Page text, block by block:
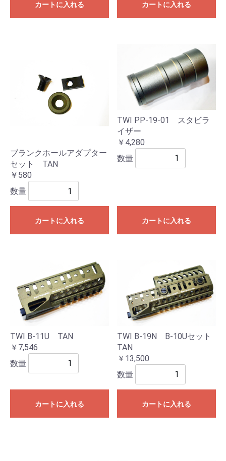
カートに入れる カートに入れる
ブランクホールアダプター
セット TAN
￥580
数量
カートに入れる
TWI PP-19-01 スタビラ
イザー
￥4,280
数量
カートに入れる
TWI B-11U TAN
￥7,546
数量
カートに入れる
TWI B-19N B-10Uセット
TAN
￥13,500
数量
カートに入れる